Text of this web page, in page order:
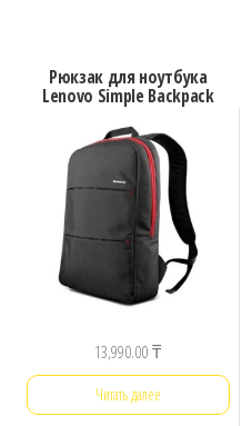
Рюкзак для ноутбука
Lenovo Simple Backpack
13,990.00₸
Читать далее